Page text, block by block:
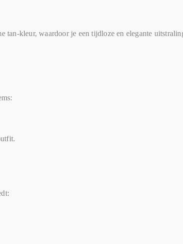
tan-kleur, waardoor je een tijdloze en elegante